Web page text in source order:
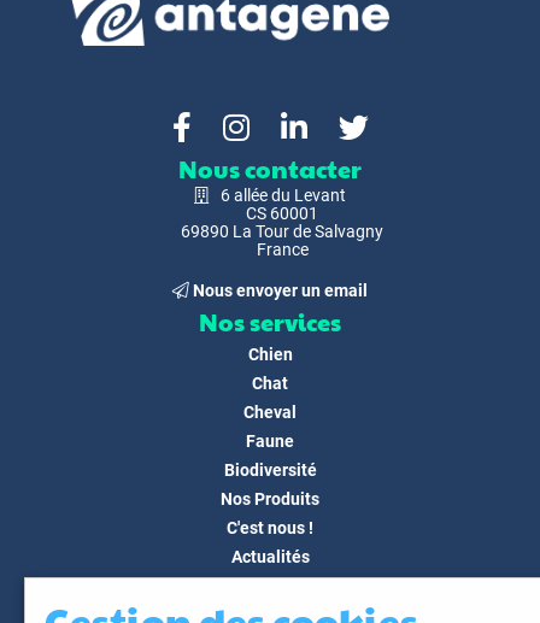
Nous contacter
6 allée du Levant
CS 60001
69890 La Tour de Salvagny
France
Nous envoyer un email
Nos services
Chien
Chat
Cheval
Faune
Biodiversité
Nos Produits
C'est nous !
Actualités
FAQ